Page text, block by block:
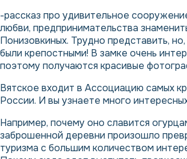
-рассказ про удивительное
любви, предпринимательства
Понизовкиных. Трудно представить,
были крепостными! В замке очень
поэтому получаются красивые
Вятское входит в Ассоциацию самых
России. И вы узнаете много
Например, почему оно славится
заброшенной деревни произошло
туризма с большим количеством